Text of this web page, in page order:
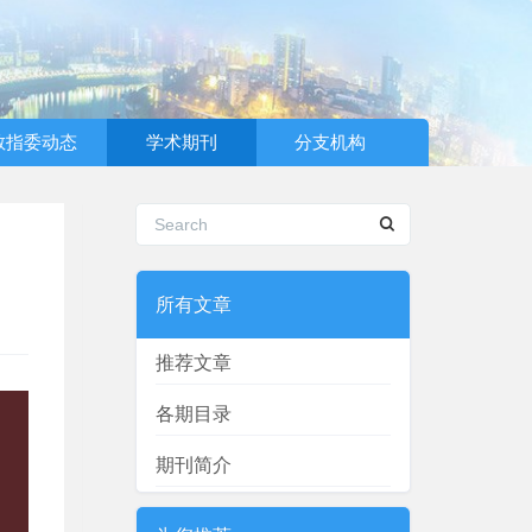
指委动态 学术期刊 分支机构
所有文章
推荐文章
各期目录
期刊简介